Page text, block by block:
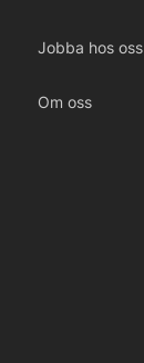
Jobba hos oss
Om oss